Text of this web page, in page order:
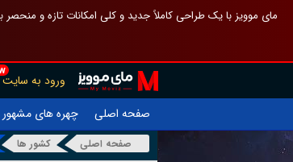
مای موویز با یک طراحی کاملاً جدید و کلی امکانات تازه و
ورود به سایت
صفحه اصلی
چهره های مشهور
صفحه اصلی کشور ها